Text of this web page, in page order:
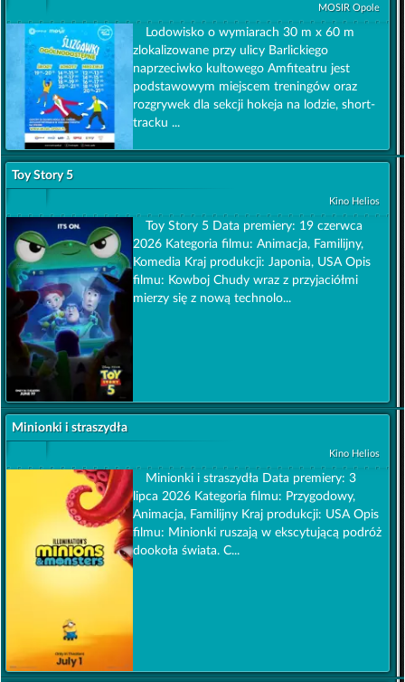
MOSIR Opole
Lodowisko o wymiarach 30 m x 60 m
zlokalizowane przy ulicy Barlickiego
naprzeciwko kultowego Amfiteatru jest
podstawowym miejscem treningów oraz
rozgrywek dla sekcji hokeja na lodzie, short-
tracku ...
Toy Story 5
Kino Helios
Toy Story 5 Data premiery: 19 czerwca
2026 Kategoria filmu: Animacja, Familijny,
Komedia Kraj produkcji: Japonia, USA Opis
filmu: Kowboj Chudy wraz z przyjaciółmi
mierzy się z nową technolo...
Minionki i straszydła
Kino Helios
Minionki i straszydła Data premiery: 3
lipca 2026 Kategoria filmu: Przygodowy,
Animacja, Familijny Kraj produkcji: USA Opis
filmu: Minionki ruszają w ekscytującą podróż
dookoła świata. C...